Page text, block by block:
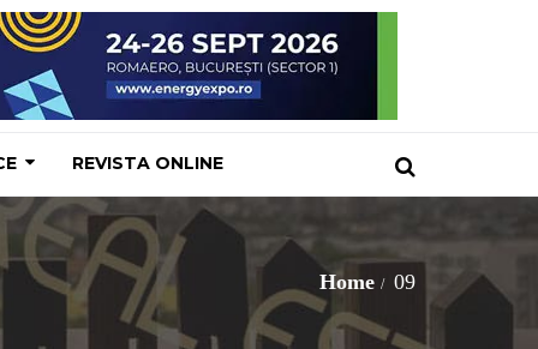
REVISTA ONLINE
Home 09